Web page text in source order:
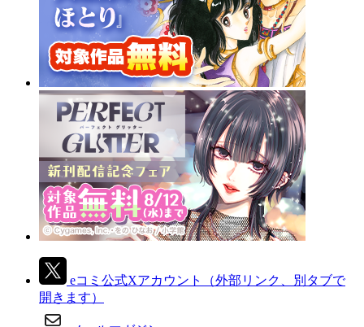
eコミ公式Xアカウント
（外部リンク、別タブで
開きます）